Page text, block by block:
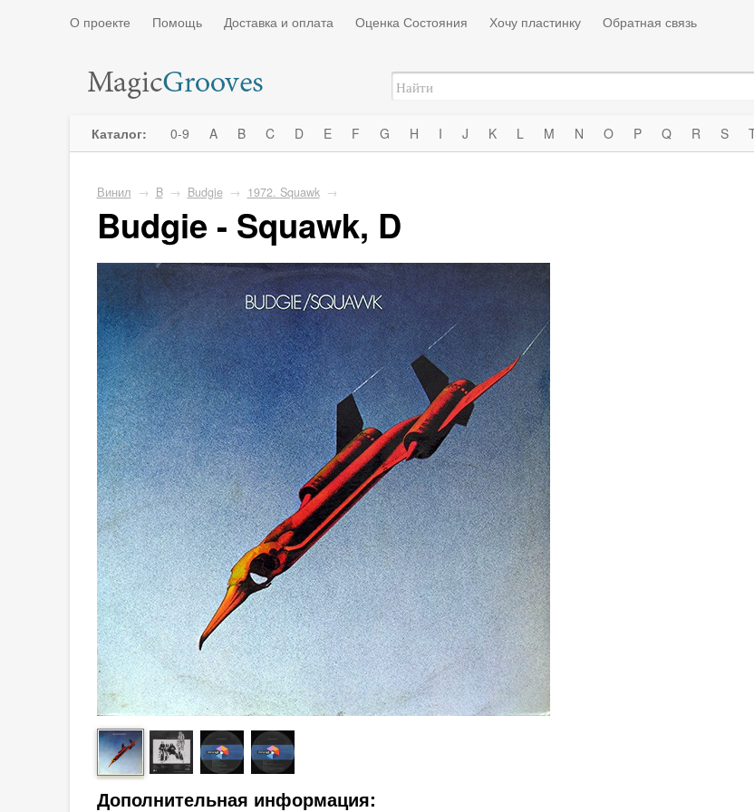
О проекте Помощь Доставка и оплата Оценка Состояния Хочу пластинку Обратная связь
Каталог: 0-9 A B C D E F G H I J K L M N O P Q R S
Винил → B → Budgie → 1972. Squawk →
Budgie - Squawk, D
Дополнительная информация: